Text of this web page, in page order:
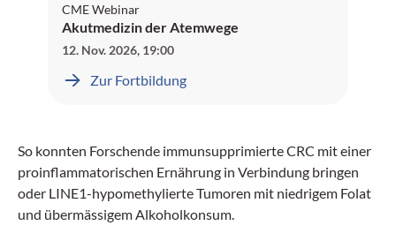
CME Webinar
Akutmedizin der Atemwege
12. Nov. 2026, 19:00
Zur Fortbildung
So konnten Forschende immunsupprimierte CRC mit einer
proinflammatorischen Ernährung in Verbindung bringen
oder LINE1-hypomethylierte Tumoren mit niedrigem Folat
und übermässigem Alkoholkonsum.